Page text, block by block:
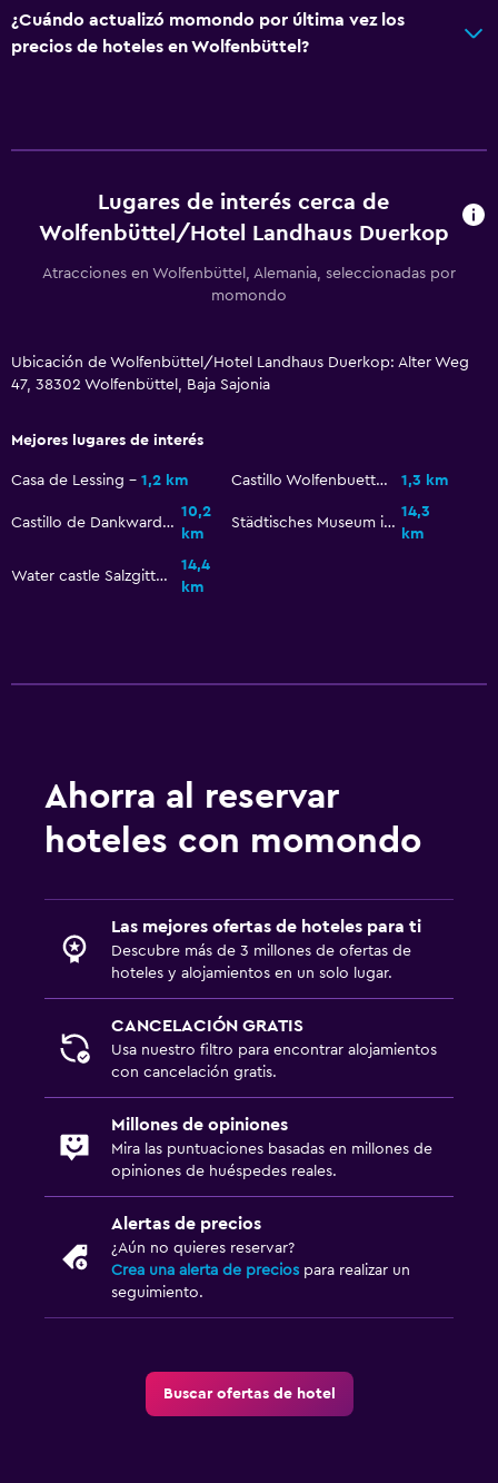
Servicios y facilidades
Estacionamiento y transporte
Estacionamiento gratuito
Estacionamiento privado
Enchufe cerca de la cama
Actividades
¿Cuándo actualizó momondo por última vez los
precios de hoteles en Wolfenbüttel?
Lugares de interés cerca de
Wolfenbüttel/Hotel Landhaus Duerkop
Atracciones en Wolfenbüttel, Alemania, seleccionadas por
momondo
Ubicación de Wolfenbüttel/Hotel Landhaus Duerkop: Alter Weg
47, 38302 Wolfenbüttel, Baja Sajonia
Mejores lugares de interés
Casa de Lessing 1,2 km Castillo Wolfenbuettel 1,3 km
Castillo de Dankwarderode
10,2
km
Städtisches Museum im Schloss Salder
14,3
km
Water castle Salzgitter-Gebhardshagen
14,4
km
Ahorra al reservar
hoteles con momondo
Las mejores ofertas de hoteles para ti
Descubre más de 3 millones de ofertas de
hoteles y alojamientos en un solo lugar.
CANCELACIÓN GRATIS
Usa nuestro filtro para encontrar alojamientos
con cancelación gratis.
Millones de opiniones
Mira las puntuaciones basadas en millones de
opiniones de huéspedes reales.
Alertas de precios
¿Aún no quieres reservar?
Crea una alerta de precios para realizar un
seguimiento.
Buscar ofertas de hotel